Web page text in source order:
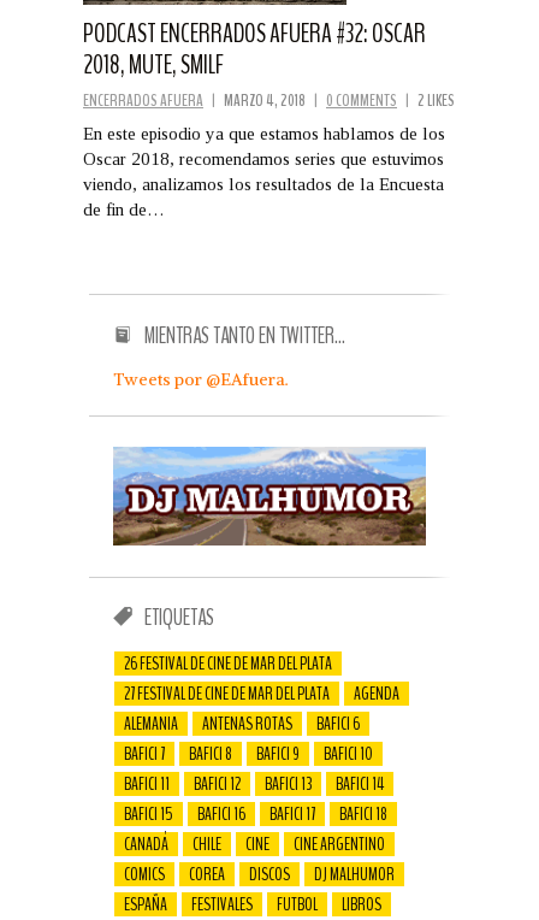
PODCAST ENCERRADOS AFUERA #32: OSCAR
2018, MUTE, SMILF
ENCERRADOS AFUERA | MARZO 4, 2018 | 0 COMMENTS | 2 LIKES
En este episodio ya que estamos hablamos de los
Oscar 2018, recomendamos series que estuvimos
viendo, analizamos los resultados de la Encuesta
de fin de…
MIENTRAS TANTO EN TWITTER…
Tweets por @EAfuera.
ETIQUETAS
26 FESTIVAL DE CINE DE MAR DEL PLATA
27 FESTIVAL DE CINE DE MAR DEL PLATA
AGENDA
ALEMANIA
ANTENAS ROTAS
BAFICI 6
BAFICI 7
BAFICI 8 BAFICI 9
BAFICI 10
BAFICI 11
BAFICI 12 BAFICI 13
BAFICI 14
BAFICI 15
BAFICI 16 BAFICI 17
BAFICI 18
CANADÁ
CHILE CINE
CINE ARGENTINO
COMICS
COREA DISCOS
DJ MALHUMOR
ESPAÑA
FESTIVALES FUTBOL
LIBROS